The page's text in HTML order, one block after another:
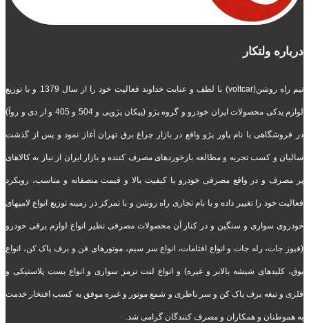
درباره ولتکار
تیم راه روشن(voltcar) با لطف و عنایت خداوند فعالیت خود را از سال 1379 و با توزیع
لوازم یدکی محصولات ایران خودرو و گروه پژو (پیکان پژویی و 504 و 405 و ار دی و روآ)
در فروشگاهی با نام پاور پژو واقع در بازار چراغ برق تهران آغاز نمود و پس از گذشت
سالیان و کسب تجربه و مطالعه بازخوردهای مصرف کننده و بازار ایران از نیاز به کالاهای
پر مصرف و در واقع مصرفی خودرو با کیفیت بالا و قیمت منصفانه و مناسب، رویکرد
فعالیت خود را تغییر داده و با نام تجاری راه روشن و با تمرکز در زمینه توزیع انواع لامپهای
خودروی سواری و سنگین و در کنار آن محصولات مصرفی نظیر انواع لوازم برقی خودرو
(فیوز جات، رله جات و انواع افتامات، انواع سر سیم، موتورهای فن و برف پاک کن، انواع
بوق، کلیدهای شیشه بالابر و غیره) و انواع لنت ترمز سواری و انواع بست پلاستیکی و
فلزی و تیغه برف پاک کن و سر باطری و شمع موتور و غیره موفق به کسب افتخار خدمت
به هموطنان و همکاران و مصرف کنندگان گرامی شد.